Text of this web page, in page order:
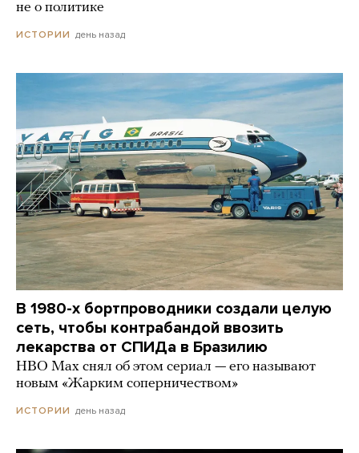
не о политике
ИСТОРИИ день назад
В 1980-х бортпроводники создали целую
сеть, чтобы контрабандой ввозить
лекарства от СПИДа в Бразилию
HBO Max снял об этом сериал — его называют
новым «Жарким соперничеством»
ИСТОРИИ день назад